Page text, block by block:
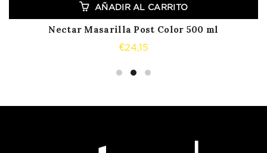
AÑADIR AL CARRITO
Nectar Masarilla Post Color 500 ml
€24,15